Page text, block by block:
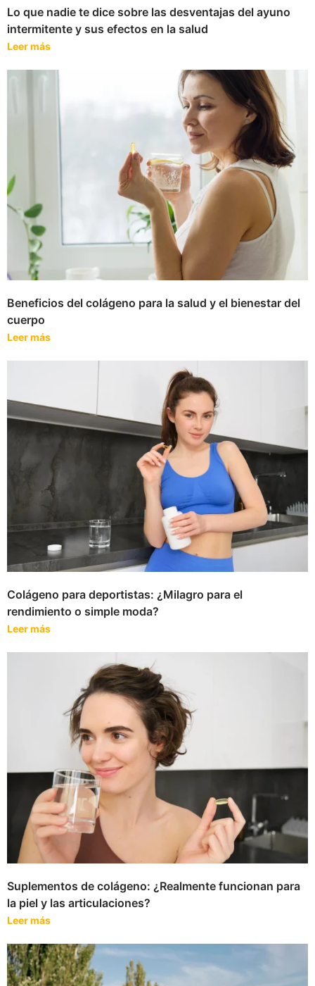
Lo que nadie te dice sobre las desventajas del ayuno
intermitente y sus efectos en la salud
Leer más
Beneficios del colágeno para la salud y el bienestar del
cuerpo
Leer más
Colágeno para deportistas: ¿Milagro para el
rendimiento o simple moda?
Leer más
Suplementos de colágeno: ¿Realmente funcionan para
la piel y las articulaciones?
Leer más